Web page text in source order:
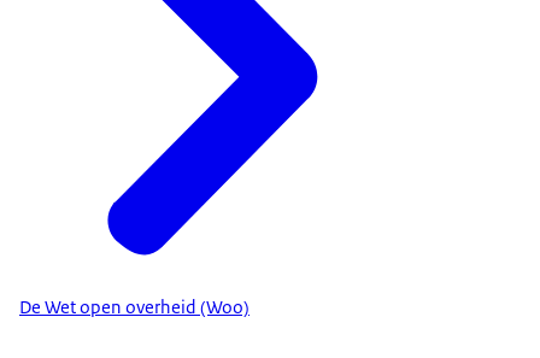
De Wet open overheid (Woo)